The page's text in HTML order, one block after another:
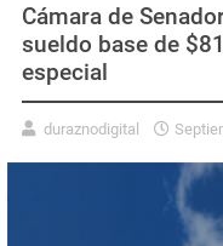
Cámara de
sueldo base de
especial
duraznodigital